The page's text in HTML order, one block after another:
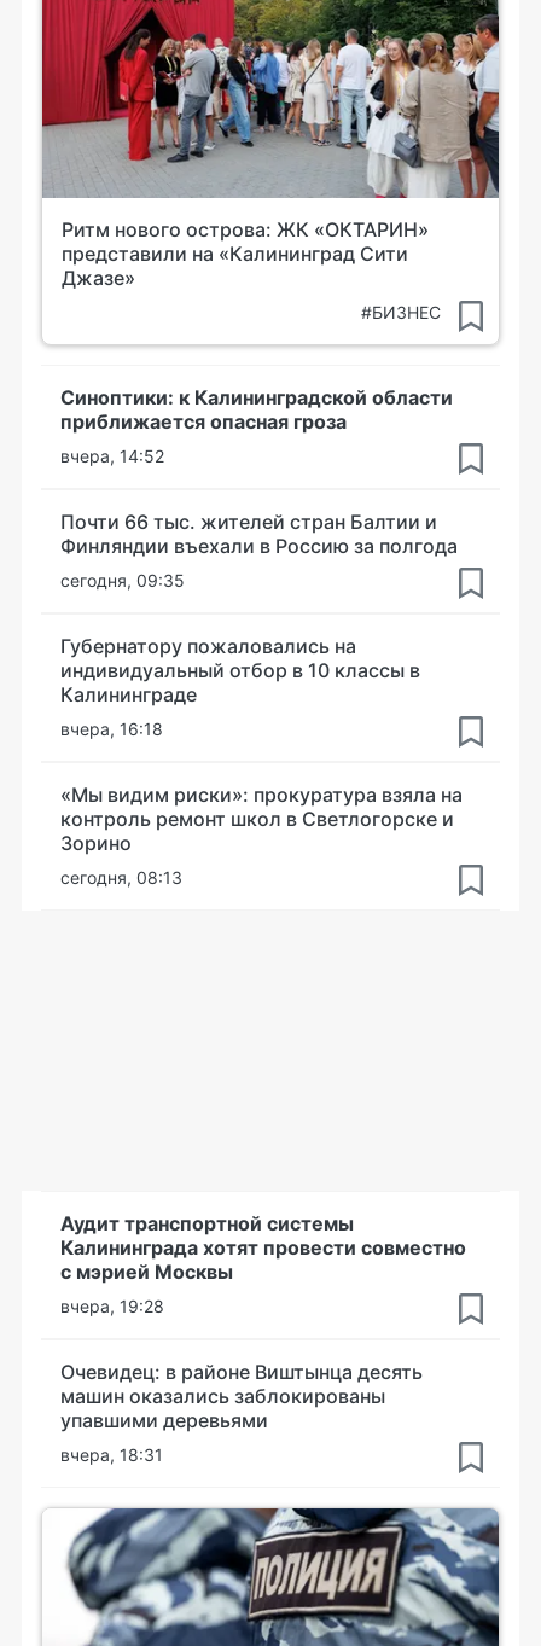
Ритм нового острова: ЖК «ОКТАРИН»
представили на «Калининград Сити
Джазе»
#БИЗНЕС
Синоптики: к Калининградской области
приближается опасная гроза
вчера, 14:52
Почти 66 тыс. жителей стран Балтии и
Финляндии въехали в Россию за полгода
сегодня, 09:35
Губернатору пожаловались на
индивидуальный отбор в 10 классы в
Калининграде
вчера, 16:18
«Мы видим риски»: прокуратура взяла на
контроль ремонт школ в Светлогорске и
Зорино
сегодня, 08:13
Аудит транспортной системы
Калининграда хотят провести совместно
с мэрией Москвы
вчера, 19:28
Очевидец: в районе Виштынца десять
машин оказались заблокированы
упавшими деревьями
вчера, 18:31